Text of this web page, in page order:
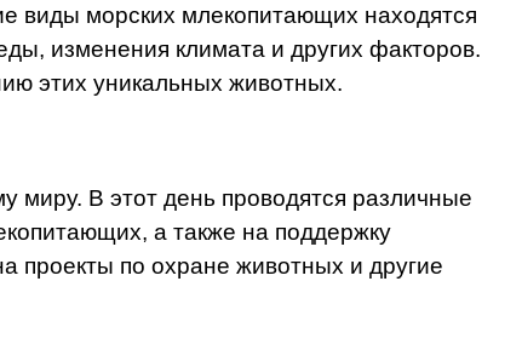
виды морских млекопитающих находятся
изменения климата и других факторов.
этих уникальных животных.
В этот день проводятся различные
а также на поддержку
проекты по охране животных и другие